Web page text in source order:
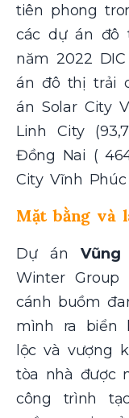
tiên phong
các dự án đô
năm 2022
án đô thị trải
án Solar City
Linh City
Đồng Nai (
City Vĩnh Phúc
Mặt bằng và
Dự ánVũng
Winter
cánh buồm
mình ra biển
lộc và vượng
tòa nhà được
công trình